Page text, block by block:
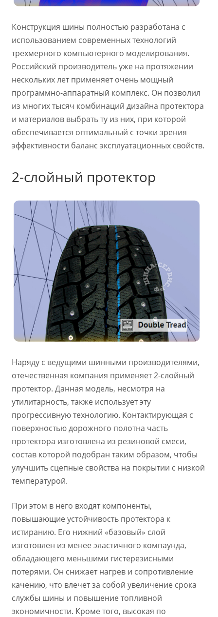
Конструкция шины полностью разработана с
использованием современных технологий
трехмерного компьютерного моделирования.
Российский производитель уже на протяжении
нескольких лет применяет очень мощный
программно-аппаратный комплекс. Он позволил
из многих тысяч комбинаций дизайна протектора
и материалов выбрать ту из них, при которой
обеспечивается оптимальный с точки зрения
эффективности баланс эксплуатационных свойств.
2-слойный протектор
Наряду с ведущими шинными производителями,
отечественная компания применяет 2-слойный
протектор. Данная модель, несмотря на
утилитарность, также использует эту
прогрессивную технологию. Контактирующая с
поверхностью дорожного полотна часть
протектора изготовлена из резиновой смеси,
состав которой подобран таким образом, чтобы
улучшить сцепные свойства на покрытии с низкой
температурой.
При этом в него входят компоненты,
повышающие устойчивость протектора к
истиранию. Его нижний «базовый» слой
изготовлен из менее эластичного компаунда,
обладающего меньшими гистерезисными
потерями. Он снижает нагрев и сопротивление
качению, что влечет за собой увеличение срока
службы шины и повышение топливной
экономичности. Кроме того, высокая по